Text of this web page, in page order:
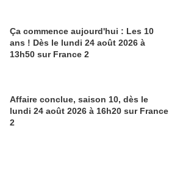
Ça commence aujourd'hui : Les 10
ans ! Dès le lundi 24 août 2026 à
13h50 sur France 2
Affaire conclue, saison 10, dès le
lundi 24 août 2026 à 16h20 sur France
2